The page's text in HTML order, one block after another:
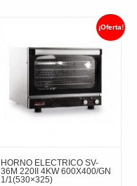
¡Oferta!
HORNO ELECTRICO SV-
36M 220II 4KW 600X400/GN
1/1(530×325)